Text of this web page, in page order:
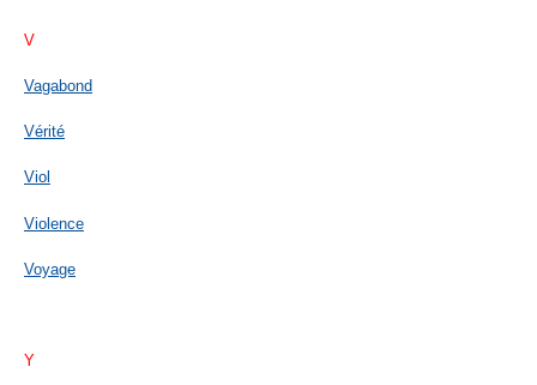
V
Vagabond
Vérité
Viol
Violence
Voyage
Y